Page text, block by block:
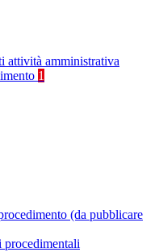
attività amministrativa
1
(da pubblicare